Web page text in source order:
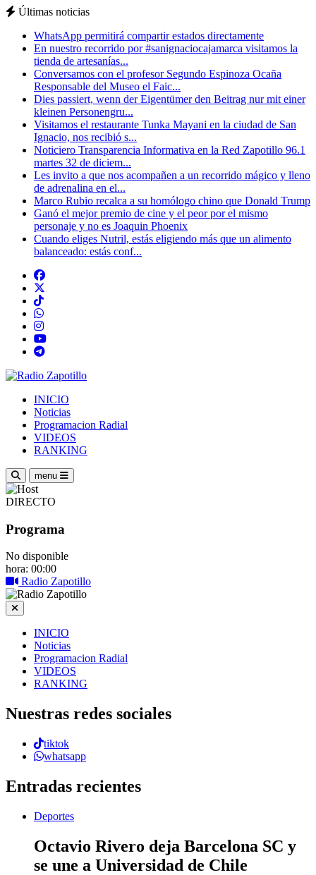
Últimas noticias
WhatsApp permitirá compartir estados directamente
En nuestro recorrido por #sanignaciocajamarca visitamos la
tienda de artesanías...
Conversamos con el profesor Segundo Espinoza Ocaña
Responsable del Museo el Faic...
Dies passiert, wenn der Eigentümer den Beitrag nur mit einer
kleinen Personengru...
Visitamos el restaurante Tunka Mayani en la ciudad de San
Ignacio, nos recibió s...
Noticiero Transparencia Informativa en la Red Zapotillo 96.1
martes 32 de diciem...
Les invito a que nos acompañen a un recorrido mágico y lleno
de adrenalina en el...
Marco Rubio recalca a su homólogo chino que Donald Trump
Ganó el mejor premio de cine y el peor por el mismo
personaje y no es Joaquin Phoenix
Cuando eliges Nutril, estás eligiendo más que un alimento
balanceado: estás conf...
INICIO
Noticias
Programacion Radial
VIDEOS
RANKING
menu
DIRECTO
Programa
No disponible
hora: 00:00
Radio Zapotillo
INICIO
Noticias
Programacion Radial
VIDEOS
RANKING
Nuestras redes sociales
tiktok
whatsapp
Entradas recientes
Deportes
Octavio Rivero deja Barcelona SC y
se une a Universidad de Chile